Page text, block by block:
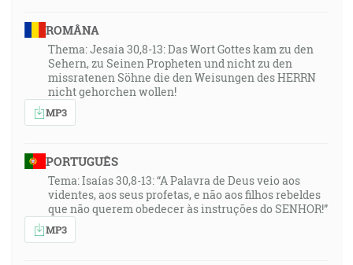
ROMÂNA
Thema: Jesaia 30,8-13: Das Wort Gottes kam zu den
Sehern, zu Seinen Propheten und nicht zu den
missratenen Söhne die den Weisungen des HERRN
nicht gehorchen wollen!
MP3
PORTUGUÊS
Tema: Isaías 30,8-13: “A Palavra de Deus veio aos
videntes, aos seus profetas, e não aos filhos rebeldes
que não querem obedecer às instruções do SENHOR!”
MP3